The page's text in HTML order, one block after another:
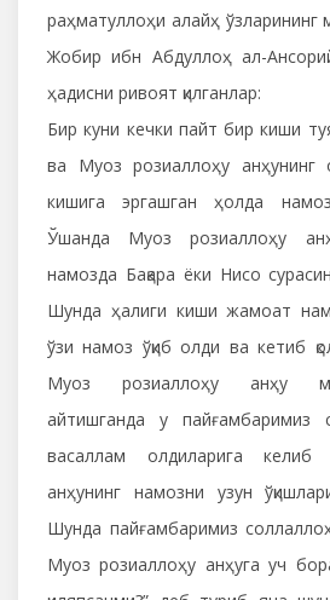
раҳматуллоҳи алайҳ ўзларининг
Жобир ибн Абдуллоҳ ал-
ҳадисни ривоят қилганлар:
Бир куни кечки пайт бир киши
ва Муоз розиаллоҳу анҳунинг
кишига эргашган ҳолда
Ўшанда Муоз розиаллоҳу
намозда Бақара ёки Нисо
Шунда ҳалиги киши жамоат
ўзи намоз ўқиб олди ва кетиб
Муоз розиаллоҳу анҳу
айтишганда у пайғамбаримиз
васаллам олдиларига
анҳунинг намозни узун
Шунда пайғамбаримиз
Муоз розиаллоҳу анҳуга уч